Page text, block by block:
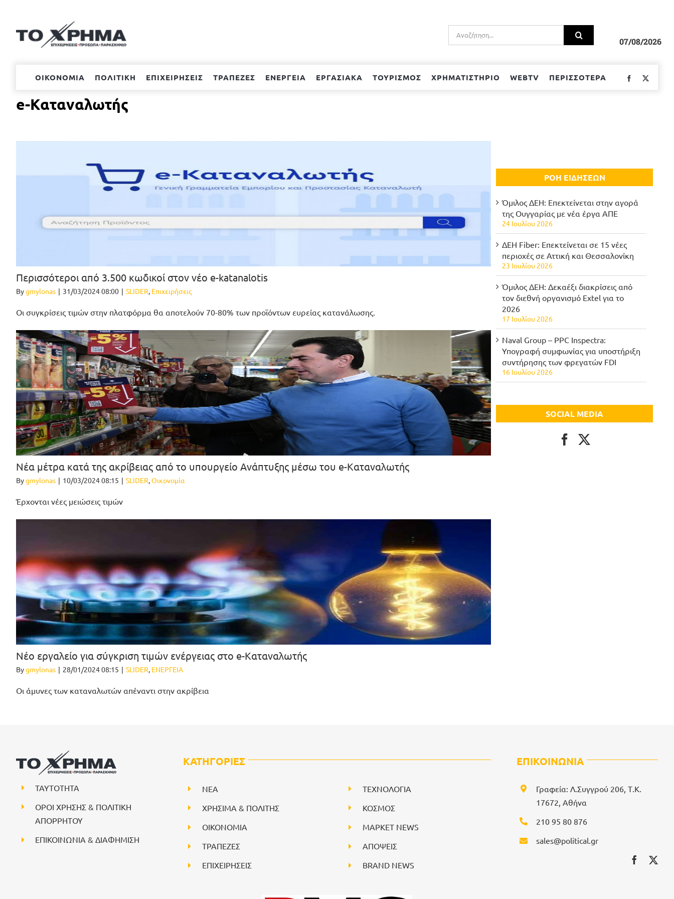
περιεχόμενο
Αναζήτηση
για:
07/08/2026
ΟΙΚΟΝΟΜΙΑ ΠΟΛΙΤΙΚΗ ΕΠΙΧΕΙΡΗΣΕΙΣ ΤΡΑΠΕΖΕΣ ΕΝΕΡΓΕΙΑ ΕΡΓΑΣΙΑΚΑ ΤΟΥΡΙΣΜΟΣ ΧΡΗΜΑΤΙΣΤΗΡΙΟ WEBTV ΠΕΡΙΣΣΟΤΕΡΑ Facebook
e-Καταναλωτής
Περισσότεροι από 3.500 κωδικοί στον νέο e-katanalotis
Bygmylonas | 31/03/2024 08:00 | SLIDER, Επιχειρήσεις
Οι συγκρίσεις τιμών στην πλατφόρμα θα αποτελούν 70-80% των προϊόντων ευρείας κατανάλωσης.
Νέα μέτρα κατά της ακρίβειας από το υπουργείο Ανάπτυξης μέσω του e-Καταναλωτής
Bygmylonas | 10/03/2024 08:15 | SLIDER,Οικονομία
Έρχονται νέες μειώσεις τιμών
Νέο εργαλείο για σύγκριση τιμών ενέργειας στο e-Καταναλωτής
Bygmylonas | 28/01/2024 08:15 | SLIDER, ΕΝΕΡΓΕΙΑ
Οι άμυνες των καταναλωτών απέναντι στην ακρίβεια
ΡΟΗ ΕΙΔΗΣΕΩΝ
Όμιλος ΔΕΗ: Επεκτείνεται στην αγορά
της Ουγγαρίας με νέα έργα ΑΠΕ
24 Ιουλίου 2026
ΔΕΗ Fiber: Επεκτείνεται σε 15 νέες
περιοχές σε Αττική και Θεσσαλονίκη
23 Ιουλίου 2026
Όμιλος ΔΕΗ: Δεκαέξι διακρίσεις από
τον διεθνή οργανισμό Extel για το
2026
17 Ιουλίου 2026
Naval Group – PPC Inspectra:
Υπογραφή συμφωνίας για υποστήριξη
συντήρησης των φρεγατών FDI
16 Ιουλίου 2026
SOCIAL MEDIA
ΤΑΥΤΟΤΗΤΑ
ΟΡΟΙ ΧΡΗΣΗΣ & ΠΟΛΙΤΙΚΗ
ΑΠΟΡΡΗΤΟΥ
ΕΠΙΚΟΙΝΩΝΙΑ & ΔΙΑΦΗΜΙΣΗ
ΚΑΤΗΓΟΡΙΕΣ
NEA
ΧΡΗΣΙΜΑ & ΠΟΛΙΤΗΣ
ΟΙΚΟΝΟΜΙΑ
ΤΡΑΠΕΖΕΣ
ΕΠΙΧΕΙΡΗΣΕΙΣ
ΤΕΧΝΟΛΟΓΙΑ
ΚΟΣΜΟΣ
ΜΑΡΚΕΤ NEWS
ΑΠΟΨΕΙΣ
BRAND NEWS
ΕΠΙΚΟΙΝΩΝΙΑ
Γραφεία: Λ.Συγγρού 206, Τ.Κ.
17672, Αθήνα
210 95 80 876
sales@political.gr